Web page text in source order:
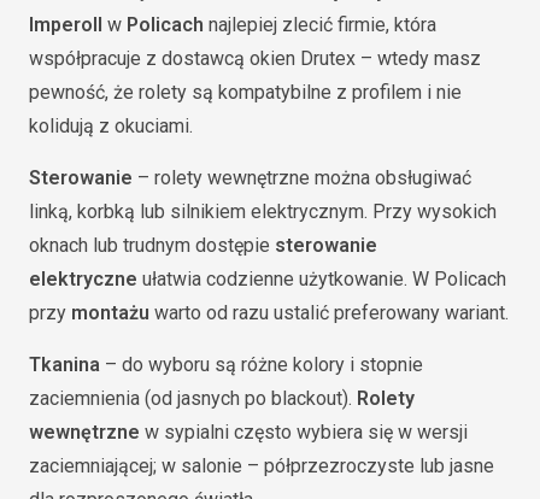
Imperoll w Policach najlepiej zlecić firmie, która
współpracuje z dostawcą okien Drutex – wtedy masz
pewność, że rolety są kompatybilne z profilem i nie
kolidują z okuciami.
Sterowanie – rolety wewnętrzne można obsługiwać
linką, korbką lub silnikiem elektrycznym. Przy wysokich
oknach lub trudnym dostępie sterowanie
elektryczne ułatwia codzienne użytkowanie. W Policach
przy montażu warto od razu ustalić preferowany wariant.
Tkanina – do wyboru są różne kolory i stopnie
zaciemnienia (od jasnych po blackout). Rolety
wewnętrzne w sypialni często wybiera się w wersji
zaciemniającej; w salonie – półprzezroczyste lub jasne